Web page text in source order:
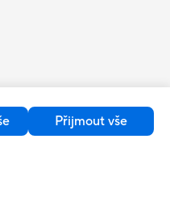
Přijmout vše